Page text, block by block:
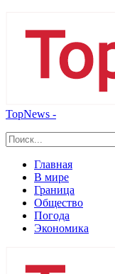
TopNews -
Главная
В мире
Граница
Общество
Погода
Экономика